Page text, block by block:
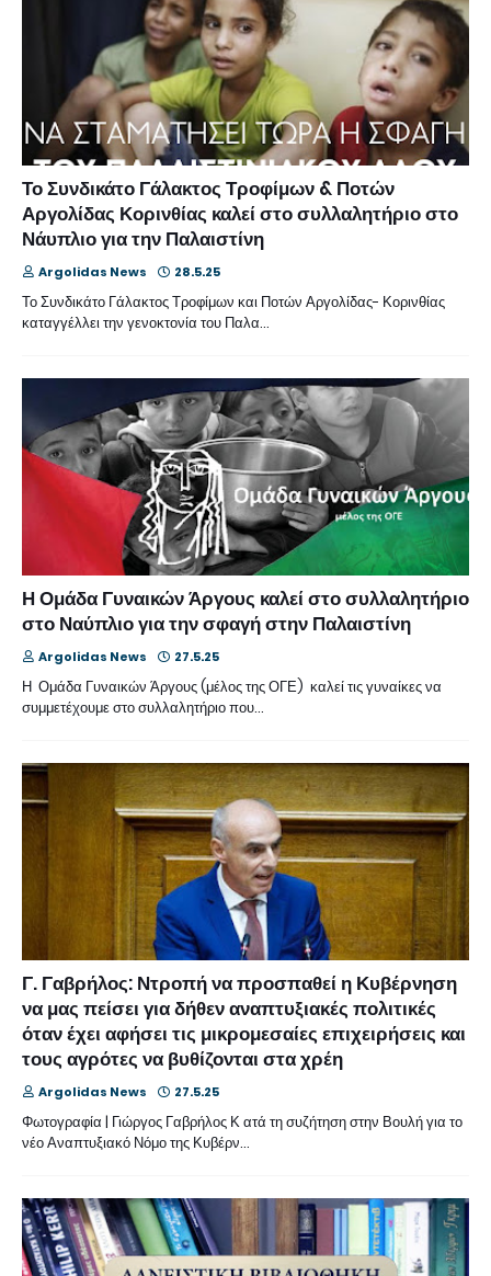
Το Συνδικάτο Γάλακτος Τροφίμων & Ποτών
Αργολίδας Κορινθίας καλεί στο συλλαλητήριο στο
Νάυπλιο για την Παλαιστίνη
Argolidas News 28.5.25
Το Συνδικάτο Γάλακτος Τροφίμων και Ποτών Αργολίδας- Κορινθίας
καταγγέλλει την γενοκτονία του Παλα…
Η Ομάδα Γυναικών Άργους καλεί στο συλλαλητήριο
στο Ναύπλιο για την σφαγή στην Παλαιστίνη
Argolidas News 27.5.25
Η Ομάδα Γυναικών Άργους (μέλος της ΟΓΕ) καλεί τις γυναίκες να
συμμετέχουμε στο συλλαλητήριο που…
Γ. Γαβρήλος: Ντροπή να προσπαθεί η Κυβέρνηση
να μας πείσει για δήθεν αναπτυξιακές πολιτικές
όταν έχει αφήσει τις μικρομεσαίες επιχειρήσεις και
τους αγρότες να βυθίζονται στα χρέη
Argolidas News 27.5.25
Φωτογραφία | Γιώργος Γαβρήλος Κ ατά τη συζήτηση στην Βουλή για το
νέο Αναπτυξιακό Νόμο της Κυβέρν…